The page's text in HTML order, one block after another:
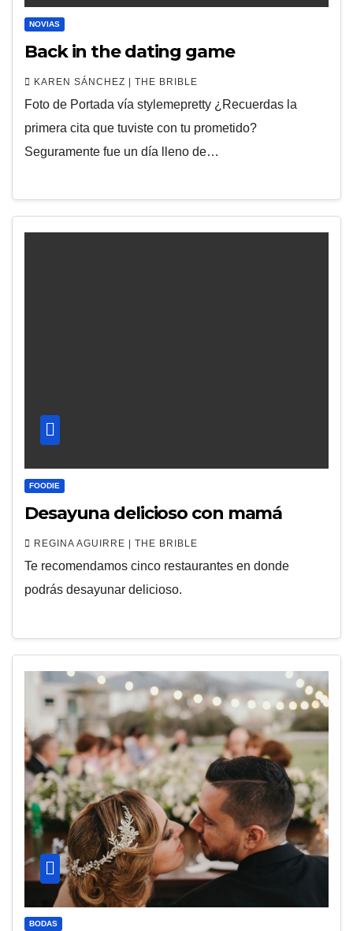
NOVIAS
Back in the dating game
KAREN SÁNCHEZ | THE BRIBLE
Foto de Portada vía stylemepretty ¿Recuerdas la
primera cita que tuviste con tu prometido?
Seguramente fue un día lleno de…
FOODIE
Desayuna delicioso con mamá
REGINA AGUIRRE | THE BRIBLE
Te recomendamos cinco restaurantes en donde
podrás desayunar delicioso.
BODAS